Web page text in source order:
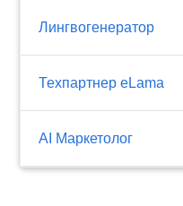
Лингвогенератор
Техпартнер eLama
AI Маркетолог